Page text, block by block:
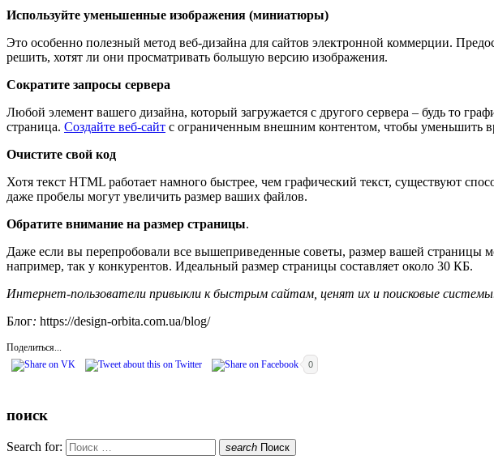
Используйте уменьшенные изображения (миниатюры)
Это особенно полезный метод веб-дизайна для сайтов электронной коммерции.
решить, хотят ли они просматривать большую версию изображения.
Сократите запросы сервера
Любой элемент вашего дизайна, который загружается с другого сервера – будь то
страница. Создайте веб-сайт с ограниченным внешним контентом, чтобы уменьшить
Очистите свой код
Хотя текст HTML работает намного быстрее, чем графический текст, существуют
даже пробелы могут увеличить размер ваших файлов.
Обратите внимание на размер страницы.
Даже если вы перепробовали все вышеприведенные советы, размер вашей страницы
например, так у конкурентов. Идеальный размер страницы составляет около 30 КБ.
Интернет-пользователи привыкли к быстрым сайтам, ценят их и поисковые
Блог: https://design-orbita.com.ua/blog/
Поделиться...
0
поиск
Search for: search Поиск